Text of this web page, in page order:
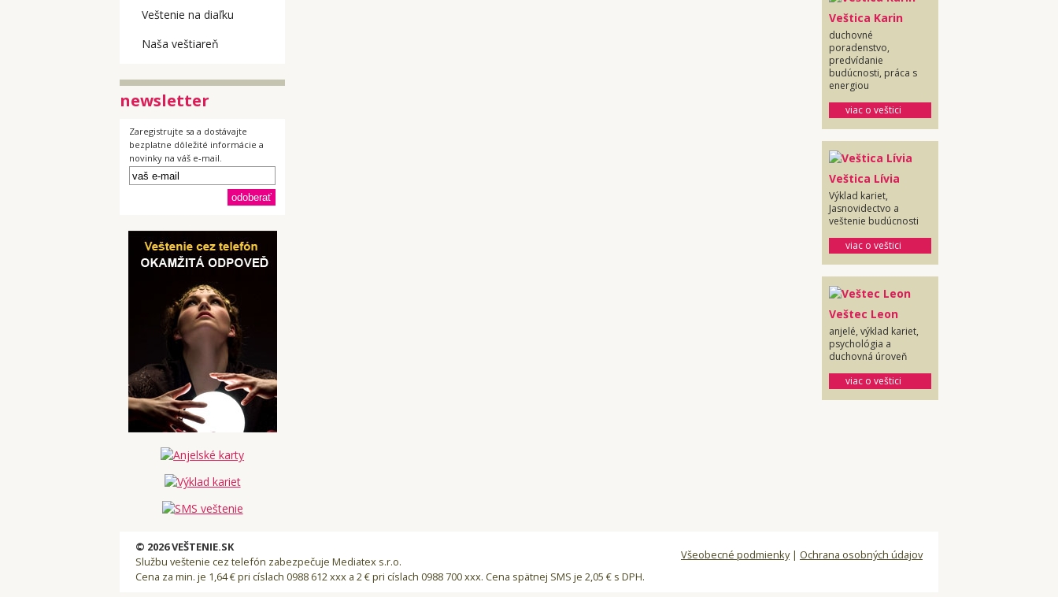
Veštenie na diaľku
Naša veštiareň
newsletter
Zaregistrujte sa a dostávajte
bezplatne dôležité informácie a
novinky na váš e-mail.
Veštica Karin
duchovné
poradenstvo,
predvídanie
budúcnosti, práca s
energiou
viac o veštici
Veštica Lívia
Výklad kariet,
Jasnovidectvo a
veštenie budúcnosti
viac o veštici
Veštec Leon
anjelé, výklad kariet,
psychológia a
duchovná úroveň
viac o veštici
© 2026 VEŠTENIE.SK
Službu veštenie cez telefón zabezpečuje Mediatex s.r.o.
Cena za min. je 1,64 € pri císlach 0988 612 xxx a 2 € pri císlach 0988 700 xxx. Cena spätnej SMS je 2,05 € s DPH.
Všeobecné podmienky | Ochrana osobných údajov